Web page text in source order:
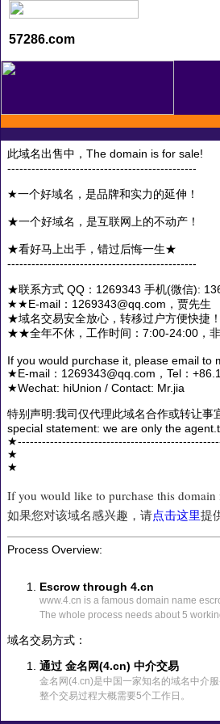
57286.com
此域名出售中，The domain is for sale!
-----------------------------------------------
★一个好域名，是品牌和实力的延伸！
★一个好域名，是互联网上的不动产！
★看好马上出手，错过后悔一生★
-----------------------------------------------
★联系方式 QQ：1269343 手机(微信):
★★E-mail：1269343@qq.com，贾先生
★域名交易安全放心，转移过户方便快捷！
★★全年不休，工作时间：7:00-24:00，非
If you would purchase it, please email to
★E-mail：1269343@qq.com，Tel：
★Wechat: hiUnion / Contact: Mr.jia
特别声明:我司仅代理此域名合作或转让事
special statement: we are only the
★
★
If you would like to purchase this domain
如果您对该域名感兴趣，请点击这里提
Process Overview:
Escrow through 4.cn
www.4.cn is a famous domain name
The whole process needs about 5
域名交易方式：
通过 金名网(4.cn) 中介交易
金名网(4.cn)是中国一家知名的域名中介
整个交易过程大概需要5个工作日。